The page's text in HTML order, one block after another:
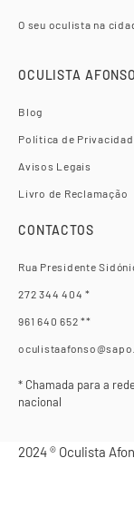
O seu oculista na
OCULISTA AFONSO
Blog
Política de
Avisos Legais
Livro de Reclamação
CONTACTOS
Rua Presidente
272 344 404 *
961 640 652 **
* Chamada para a
nacional
2024 ® Oculista